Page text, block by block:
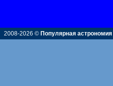
2008-2026 © Популярная астрономия